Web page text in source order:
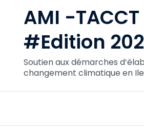
AMI -TACCT
#Edition
Soutien aux démarches
changement climatique en